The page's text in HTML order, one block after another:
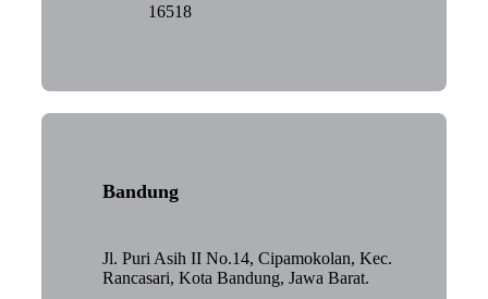
16518
Bandung
Jl. Puri Asih II No.14, Cipamokolan, Kec.
Rancasari, Kota Bandung, Jawa Barat.